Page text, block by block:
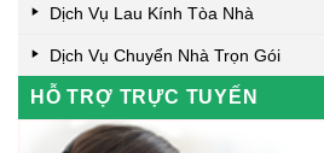
Dịch Vụ Lau Kính Tòa Nhà
Dịch Vụ Chuyển Nhà Trọn Gói
HỖ TRỢ TRỰC TUYẾN